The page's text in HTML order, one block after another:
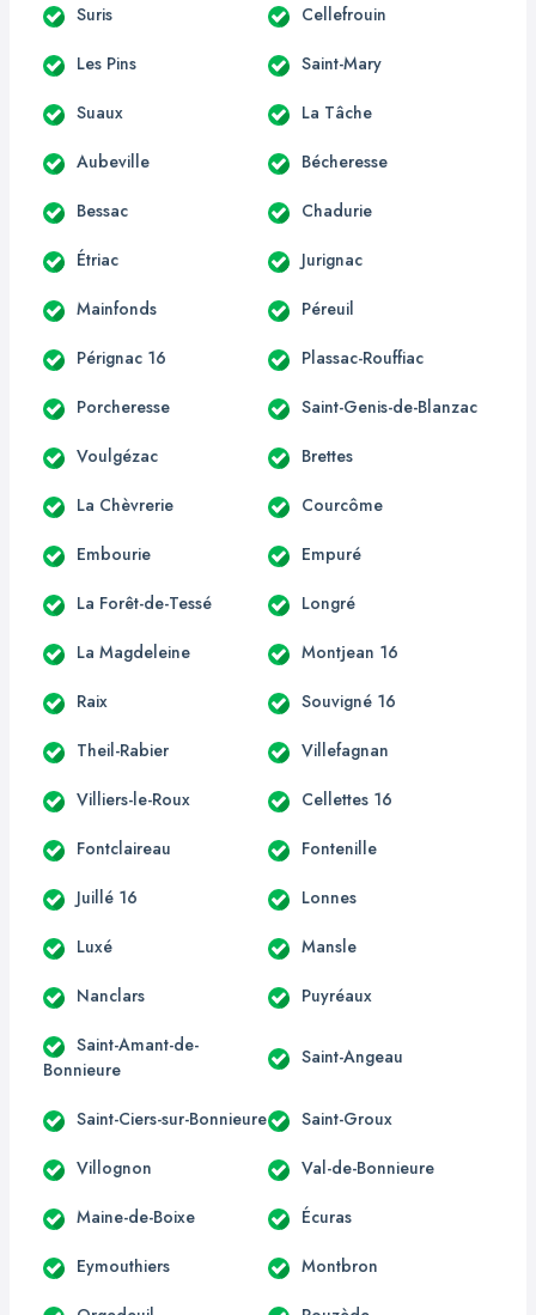
Suris Cellefrouin
Les Pins Saint-Mary
Suaux La Tâche
Aubeville Bécheresse
Bessac Chadurie
Étriac Jurignac
Mainfonds Péreuil
Pérignac 16 Plassac-Rouffiac
Porcheresse Saint-Genis-de-Blanzac
Voulgézac Brettes
La Chèvrerie Courcôme
Embourie Empuré
La Forêt-de-Tessé Longré
La Magdeleine Montjean 16
Raix Souvigné 16
Theil-Rabier Villefagnan
Villiers-le-Roux Cellettes 16
Fontclaireau Fontenille
Juillé 16 Lonnes
Luxé Mansle
Nanclars Puyréaux
Saint-Amant-de-
Bonnieure
Saint-Angeau
Saint-Ciers-sur-Bonnieure Saint-Groux
Villognon Val-de-Bonnieure
Maine-de-Boixe Écuras
Eymouthiers Montbron